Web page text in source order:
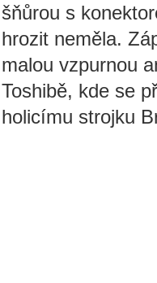
šňůrou s
hrozit neměla.
malou vzpurnou
Toshibě, kde se
holicímu strojku